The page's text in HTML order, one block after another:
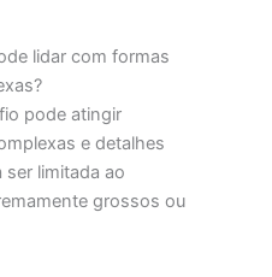
lidar com formas
pode atingir
e detalhes
limitada ao
grossos ou